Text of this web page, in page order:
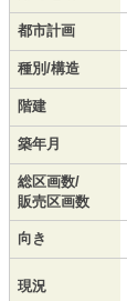
都市計画
種別/構造
階建
築年月
総区画数/
販売区画数
向き
現況